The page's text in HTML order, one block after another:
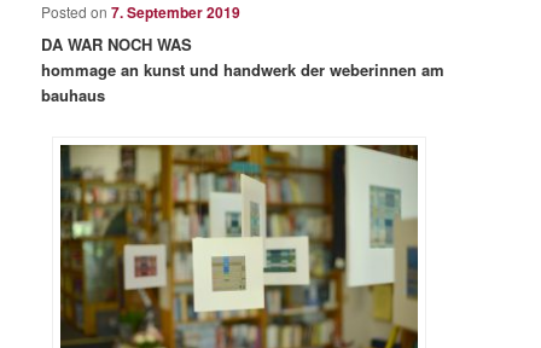
Posted on7. September 2019
DA WAR NOCH WAS
hommage an kunst und handwerk der weberinnen am
bauhaus